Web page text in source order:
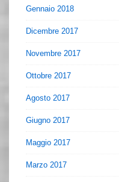
Gennaio 2018
Dicembre 2017
Novembre 2017
Ottobre 2017
Agosto 2017
Giugno 2017
Maggio 2017
Marzo 2017